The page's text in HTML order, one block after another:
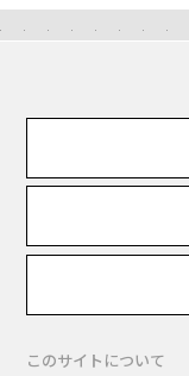
このサイトについて